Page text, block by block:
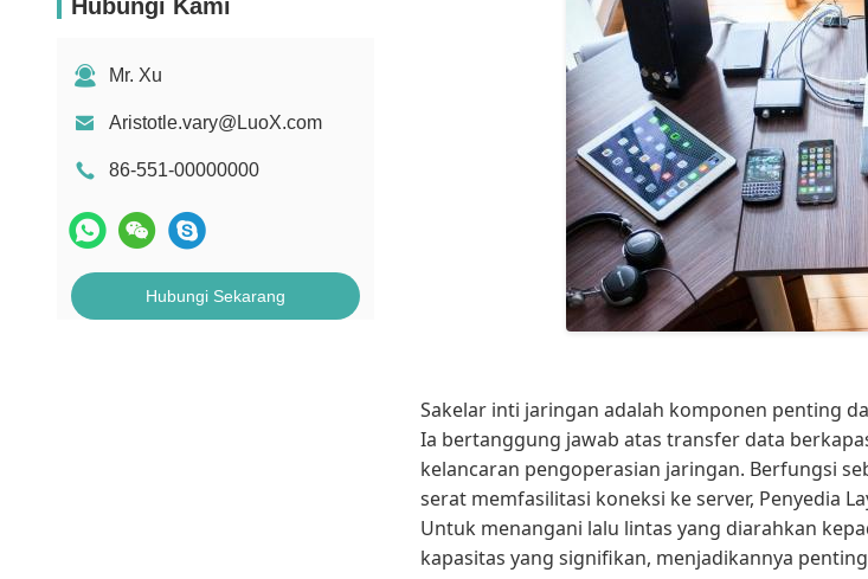
Hubungi Kami
Mr. Xu
Aristotle.vary@LuoX.com
86-551-00000000
Hubungi Sekarang
Sakelar inti jaringan adalah komponen penting
Ia bertanggung jawab atas transfer data
kelancaran pengoperasian jaringan. Berfungsi
serat memfasilitasi koneksi ke server, Penyedia
Untuk menangani lalu lintas yang diarahkan
kapasitas yang signifikan, menjadikannya